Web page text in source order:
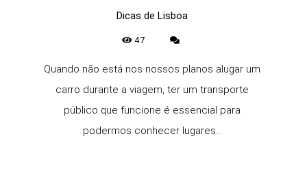
Dicas de Lisboa
47
Quando não está nos nossos planos alugar um
carro durante a viagem, ter um transporte
público que funcione é essencial para
podermos conhecer lugares...